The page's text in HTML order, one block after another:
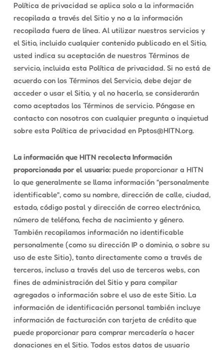
Política de privacidad se aplica solo a la información
recopilada a través del Sitio y no a la información
recopilada fuera de línea. Al utilizar nuestros servicios y
el Sitio, incluido cualquier contenido publicado en el Sitio,
usted indica su aceptación de nuestros Términos de
servicio, incluida esta Política de privacidad. Si no está de
acuerdo con los Términos del Servicio, debe dejar de
acceder o usar el Sitio, y al no hacerlo, se considerarán
como aceptados los Términos de servicio. Póngase en
contacto con nosotros con cualquier pregunta o inquietud
sobre esta Política de privacidad en Pptos@HITN.org.
La información que HITN recolecta Información
proporcionada por el usuario:puede proporcionar a HITN
lo que generalmente se llama información “personalmente
identificable”, como su nombre, dirección de calle, ciudad,
estado, código postal y dirección de correo electrónico,
número de teléfono, fecha de nacimiento y género.
También recopilamos información no identificable
personalmente (como su dirección IP o dominio, o sobre su
uso de este Sitio), tanto directamente como a través de
terceros, incluso a través del uso de terceros webs, con
fines de administración del Sitio y para compilar
agregados o información sobre el uso de este Sitio. La
información de identificación personal también incluye
información de facturación con tarjeta de crédito que
puede proporcionar para comprar mercadería o hacer
donaciones en el Sitio. Todos estos datos de usuario